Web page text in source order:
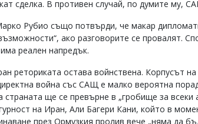
сделка. В противен случай, по думите му,
Рубио също потвърди, че макар
ако разговорите се провалят.
реален напредък.
реториката остава войнствена. Корпусът
война със САЩ е малко вероятна
ще се превърне в „гробище за всеки
на Иран, Али Багери Кани, който в
през Ормузкия пролив вече „няма да